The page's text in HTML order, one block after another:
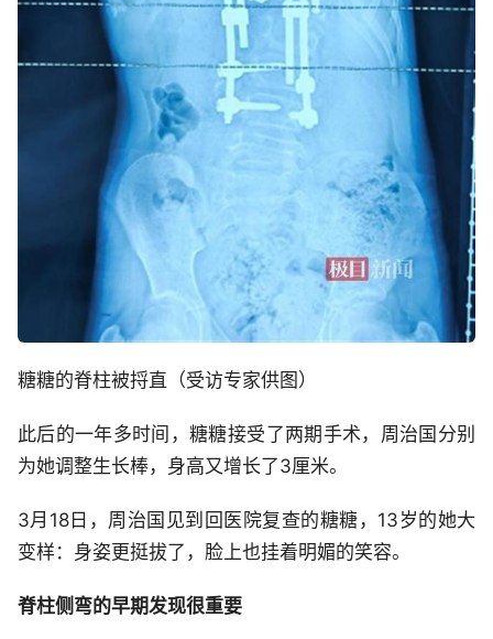
糖糖的脊柱被捋直（受访专家供图）
此后的一年多时间，糖糖接受了两期手术，周治国分别
为她调整生长棒，身高又增长了3厘米。
3月18日，周治国见到回医院复查的糖糖，13岁的她大
变样：身姿更挺拔了，脸上也挂着明媚的笑容。
脊柱侧弯的早期发现很重要